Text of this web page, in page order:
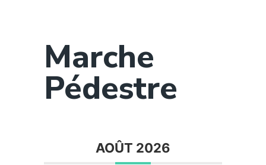
Marche
Pédestre
AOÛT 2026